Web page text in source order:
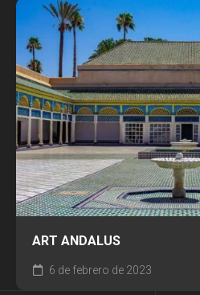
ART ANDALUS
6 de febrero de 2023